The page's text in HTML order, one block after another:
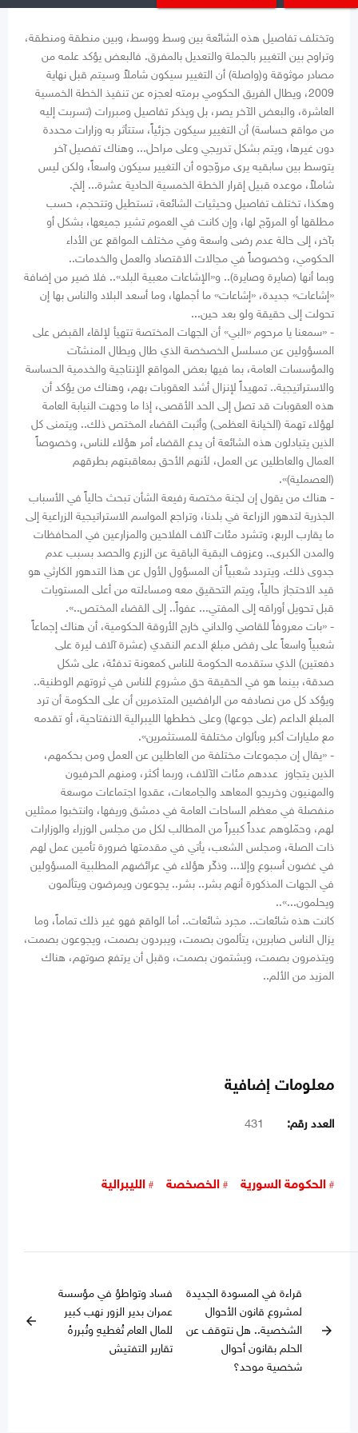
وتختلف تفاصيل هذه الشائعة بين وسط ووسط، وبين منطقة ومنطقة،
وتراوح بين التغيير بالجملة والتعديل بالمفرق. فالبعض يؤكد علمه من
مصادر موثوقة و(واصلة) أن التغيير سيكون شاملاً وسيتم قبل نهاية
2009، ويطال الفريق الحكومي برمته لعجزه عن تنفيذ الخطة الخمسية
العاشرة، والبعض الآخر يصر، بل ويذكر تفاصيل ومبررات (تسربت إليه
من مواقع حساسة) أن التغيير سيكون جزئياً، ستتأثر به وزارات محددة
دون غيرها، ويتم بشكل تدريجي وعلى مراحل... وهناك تفصيل آخر
يتوسط بين سابقيه يرى مروّجوه أن التغيير سيكون واسعاً، ولكن ليس
شاملاً، موعده قبيل إقرار الخطة الخمسية الحادية عشرة... إلخ.
وهكذا، تختلف تفاصيل وحيثيات الشائعة، تستطيل وتتحجم، حسب
مطلقها أو المروّج لها، وإن كانت في العموم تشير جميعها، بشكل أو
بآخر، إلى حالة عدم رضى واسعة وفي مختلف المواقع عن الأداء
الحكومي، وخصوصاً في مجالات الاقتصاد والعمل والخدمات..
وبما أنها (صايرة وصايرة).. و«الإشاعات معبية البلد».. فلا ضير من إضافة
«إشاعات» جديدة، «إشاعات» ما أجملها، وما أسعد البلاد والناس بها إن
تحولت إلى حقيقة ولو بعد حين...
- «سمعنا يا مرحوم «البي» أن الجهات المختصة تتهيأ لإلقاء القبض على
المسؤولين عن مسلسل الخصخصة الذي طال ويطال المنشآت
والمؤسسات العامة، بما فيها بعض المواقع الإنتاجية والخدمية الحساسة
والاستراتيجية.. تمهيداً لإنزال أشد العقوبات بهم، وهناك من يؤكد أن
هذه العقوبات قد تصل إلى الحد الأقصى، إذا ما وجهت النيابة العامة
لهؤلاء تهمة (الخيانة العظمى) وأثبت القضاء المختص ذلك.. ويتمنى كل
الذين يتبادلون هذه الشائعة أن يدع القضاء أمر هؤلاء للناس، وخصوصاً
العمال والعاطلين عن العمل، لأنهم الأحق بمعاقبتهم بطرقهم
(العصملية)».
- هناك من يقول إن لجنة مختصة رفيعة الشأن تبحث حالياً في الأسباب
الجذرية لتدهور الزراعة في بلدنا، وتراجع المواسم الاستراتيجية الزراعية إلى
ما يقارب الربع، وتشرد مئات آلاف الفلاحين والمزارعين في المحافظات
والمدن الكبرى.. وعزوف البقية الباقية عن الزرع والحصد بسبب عدم
جدوى ذلك. ويتردد شعبياً أن المسؤول الأول عن هذا التدهور الكارثي هو
قيد الاحتجاز حالياً، ويتم التحقيق معه ومساءلته من أعلى المستويات
قبل تحويل أوراقه إلى المفتي... عفواً.. إلى القضاء المختص..».
- «بات معروفاً للقاصي والداني خارج الأروقة الحكومية، أن هناك إجماعاً
شعبياً واسعاً على رفض مبلغ الدعم النقدي (عشرة آلاف ليرة على
دفعتين) الذي ستقدمه الحكومة للناس كمعونة تدفئة، على شكل
صدقة، بينما هو في الحقيقة حق مشروع للناس في ثروتهم الوطنية..
ويؤكد كل من نصادفه من الرافضين المتذمرين أن على الحكومة أن ترد
المبلغ الداعم (على جوعها) وعلى خططها الليبرالية الانفتاحية، أو تقدمه
مع مليارات أكبر وبألوان مختلفة للمستثمرين».
- «يقال إن مجموعات مختلفة من العاطلين عن العمل ومن بحكمهم،
الذين يتجاوز عددهم مئات الآلاف، وربما أكثر، ومنهم الحرفيون
والمهنيون وخريجو المعاهد والجامعات، عقدوا اجتماعات موسعة
منفصلة في معظم الساحات العامة في دمشق وريفها، وانتخبوا ممثلين
لهم، وحمّلوهم عدداً كبيراً من المطالب لكل من مجلس الوزراء والوزارات
ذات الصلة، ومجلس الشعب، يأتي في مقدمتها ضرورة تأمين عمل لهم
في غضون أسبوع وإلا... وذكّر هؤلاء في عرائضهم المطلبية المسؤولين
في الجهات المذكورة أنهم بشر.. بشر.. يجوعون ويمرضون ويتألمون
ويحلمون...»..
كانت هذه شائعات.. مجرد شائعات.. أما الواقع فهو غير ذلك تماماً، وما
يزال الناس صابرين، يتألمون بصمت، ويبردون بصمت، ويجوعون بصمت،
ويتذمرون بصمت، ويشتمون بصمت، وقبل أن يرتفع صوتهم، هناك
المزيد من الألم..
معلومات إضافية
العدد رقم: 431
الحكومة السورية الخصخصة الليبرالية
arrow_forward
قراءة في المسودة الجديدة
لمشروع قانون الأحوال
الشخصية.. هل نتوقف عن
الحلم بقانون أحوال
شخصية موحد؟
فساد وتواطؤ في مؤسسة
عمران بدير الزور نهب كبير
للمال العام تُغطيهِ وتُبررهُ
تقارير التفتيش
arrow_back